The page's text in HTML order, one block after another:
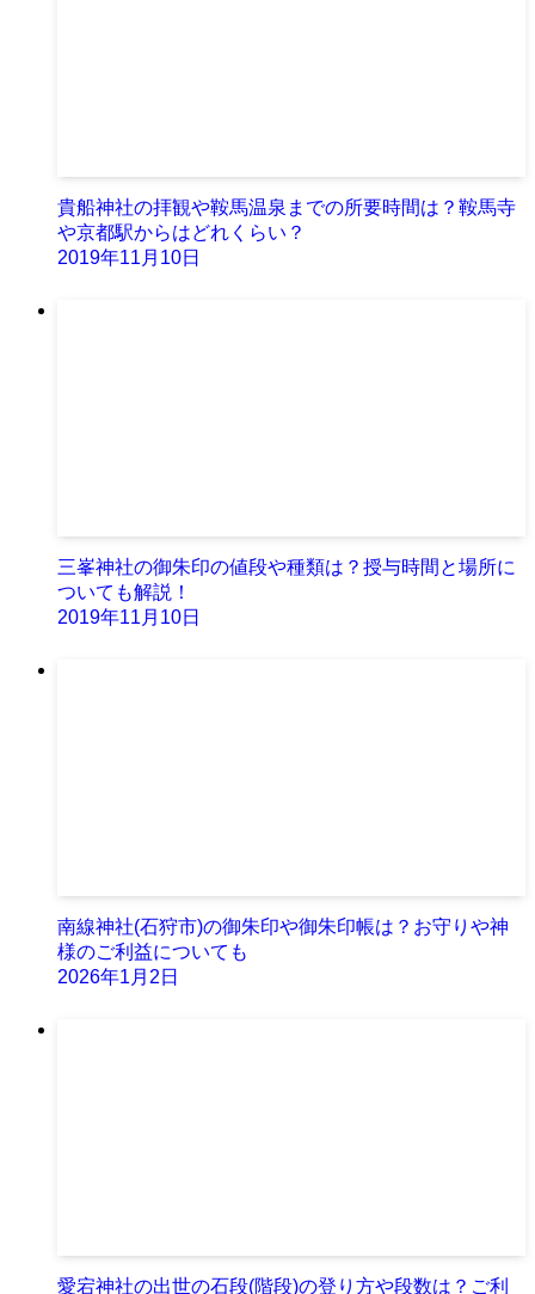
貴船神社の拝観や鞍馬温泉までの所要時間は？鞍馬寺
や京都駅からはどれくらい？
2019年11月10日
三峯神社の御朱印の値段や種類は？授与時間と場所に
ついても解説！
2019年11月10日
南線神社(石狩市)の御朱印や御朱印帳は？お守りや神
様のご利益についても
2026年1月2日
愛宕神社の出世の石段(階段)の登り方や段数は？ご利